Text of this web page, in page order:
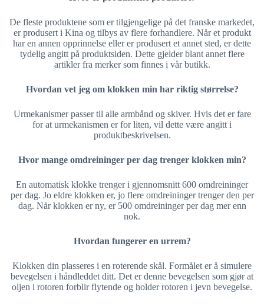
De fleste produktene som er tilgjengelige på det franske markedet,
er produsert i Kina og tilbys av flere forhandlere. Når et produkt
har en annen opprinnelse eller er produsert et annet sted, er dette
tydelig angitt på produktsiden. Dette gjelder blant annet flere
artikler fra merker som finnes i vår butikk.
Hvordan vet jeg om klokken min har riktig størrelse?
Urmekanismer passer til alle armbånd og skiver. Hvis det er fare
for at urmekanismen er for liten, vil dette være angitt i
produktbeskrivelsen.
Hvor mange omdreininger per dag trenger klokken min?
En automatisk klokke trenger i gjennomsnitt 600 omdreininger
per dag. Jo eldre klokken er, jo flere omdreininger trenger den per
dag. Når klokken er ny, er 500 omdreininger per dag mer enn
nok.
Hvordan fungerer en urrem?
Klokken din plasseres i en roterende skål. Formålet er å simulere
bevegelsen i håndleddet ditt. Det er denne bevegelsen som gjør at
oljen i rotoren forblir flytende og holder rotoren i jevn bevegelse.